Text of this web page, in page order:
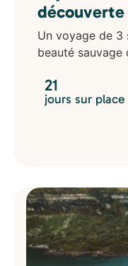
Polynésie
découverte
Un voyage de 3
beauté sauvage
21
jours sur place